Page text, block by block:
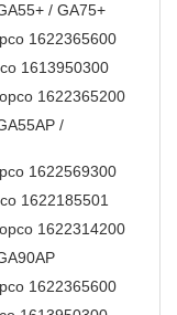
/ GA75+
1622365600
1613950300
1622365200
/
1622569300
1622185501
1622314200
1622365600